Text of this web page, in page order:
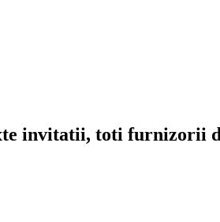
invitatii, toti furnizorii